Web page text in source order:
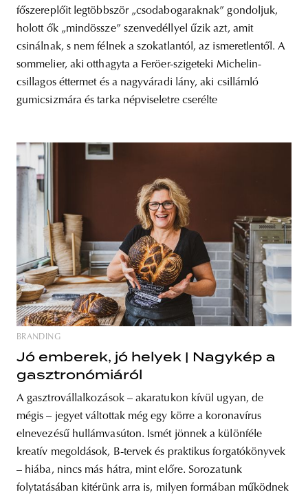
főszereplőit legtöbbször „csodabogaraknak” gondoljuk,
holott ők „mindössze” szenvedéllyel űzik azt, amit
csinálnak, s nem félnek a szokatlantól, az ismeretlentől. A
sommelier, aki otthagyta a Feröer-szigeteki Michelin-
csillagos éttermet és a nagyváradi lány, aki csillámló
gumicsizmára és tarka népviseletre cserélte
BRANDING
Jó emberek, jó helyek | Nagykép a
gasztronómiáról
A gasztrovállalkozások – akaratukon kívül ugyan, de
mégis – jegyet váltottak még egy körre a koronavírus
elnevezésű hullámvasúton. Ismét jönnek a különféle
kreatív megoldások, B-tervek és praktikus forgatókönyvek
– hiába, nincs más hátra, mint előre. Sorozatunk
folytatásában kitérünk arra is, milyen formában működnek